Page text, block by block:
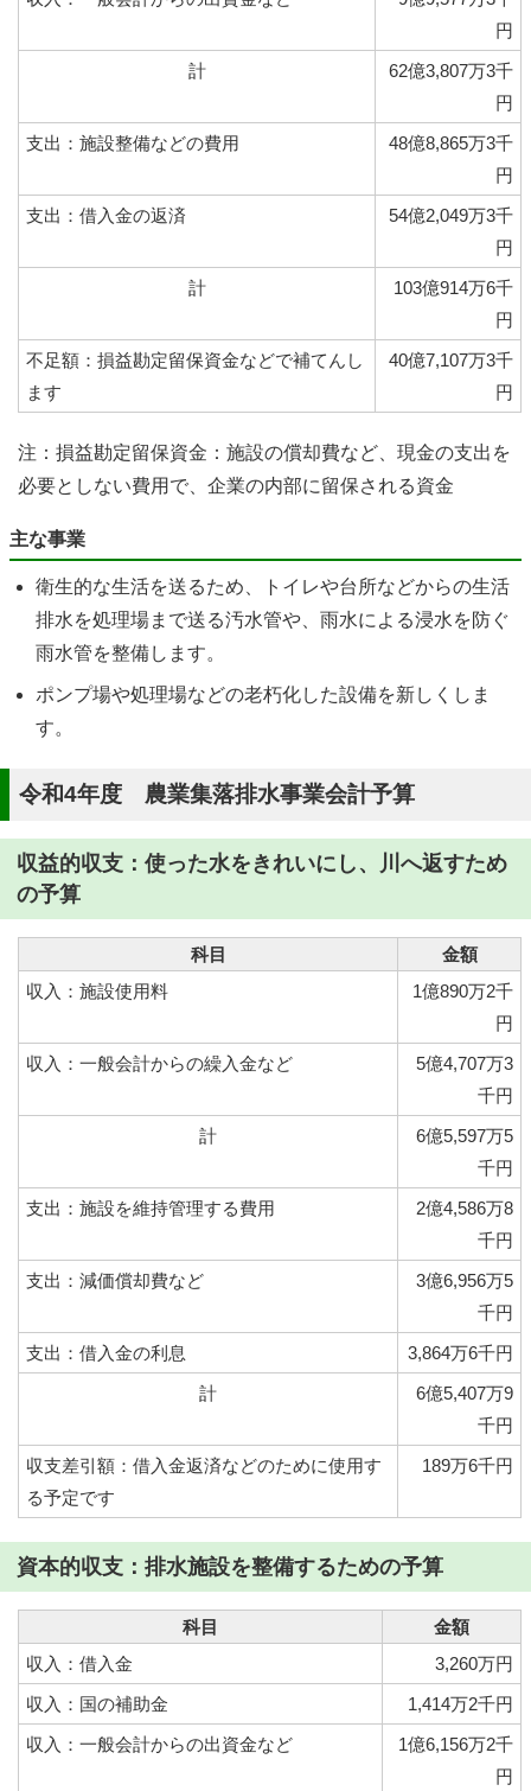
円
計
62億3,807万3千
円
支出：施設整備などの費用
48億8,865万3千
円
支出：借入金の返済
54億2,049万3千
円
計
103億914万6千
円
不足額：損益勘定留保資金などで補てんし
ます
40億7,107万3千
円
注：損益勘定留保資金：施設の償却費など、現金の支出を
必要としない費用で、企業の内部に留保される資金
主な事業
衛生的な生活を送るため、トイレや台所などからの生活
排水を処理場まで送る汚水管や、雨水による浸水を防ぐ
雨水管を整備します。
ポンプ場や処理場などの老朽化した設備を新しくしま
す。
令和4年度 農業集落排水事業会計予算
収益的収支：使った水をきれいにし、川へ返すため
の予算
科目
金額
収入：施設使用料
1億890万2千
円
収入：一般会計からの繰入金など
5億4,707万3
千円
計
6億5,597万5
千円
支出：施設を維持管理する費用
2億4,586万8
千円
支出：減価償却費など
3億6,956万5
千円
支出：借入金の利息
3,864万6千円
計
6億5,407万9
千円
収支差引額：借入金返済などのために使用す
る予定です
189万6千円
資本的収支：排水施設を整備するための予算
科目
金額
収入：借入金
3,260万円
収入：国の補助金
1,414万2千円
収入：一般会計からの出資金など
1億6,156万2千
円